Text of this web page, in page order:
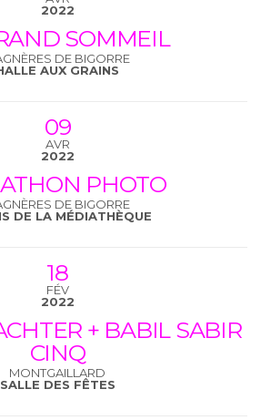
2022
SOMMEIL
DE BIGORRE
AUX GRAINS
09
AVR
2022
PHOTO
DE BIGORRE
DE LA MÉDIATHÈQUE
18
FÉV
2022
+ BABIL SABIR
CINQ
MONTGAILLARD
SALLE DES FÊTES